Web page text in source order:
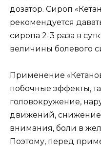
дозатор. Сироп
рекомендуется
сиропа 2-3 раза в
величины болевого
Применение
побочные эффекты,
головокружение,
движений,
внимания, боли в
Поэтому, перед